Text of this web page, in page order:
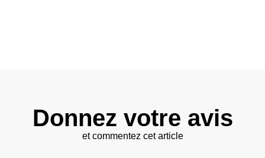
Donnez votre avis
et commentez cet article